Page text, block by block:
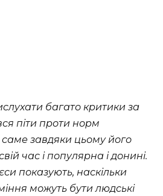
багато критики за
піти проти норм
саме завдяки цьому його
час і популярна і донині.
показують, наскільки
можуть бути людські